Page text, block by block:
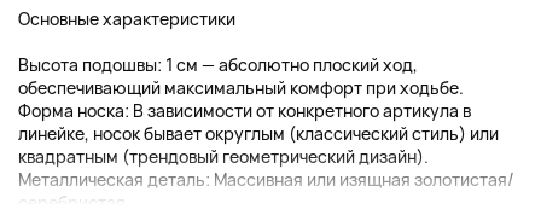
Основные характеристики
Высота подошвы: 1 см — абсолютно плоский ход,
обеспечивающий максимальный комфорт при ходьбе.
Форма носка: В зависимости от конкретного артикула в
линейке, носок бывает округлым (классический стиль) или
квадратным (трендовый геометрический дизайн).
Металлическая деталь: Массивная или изящная золотистая/
серебристая...